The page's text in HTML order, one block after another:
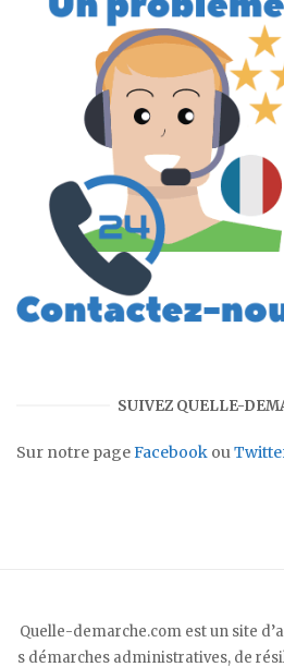
SUIVEZ QUELLE-
Sur notre pageFacebook ou
Quelle-demarche.com est un site
s démarches administratives, de